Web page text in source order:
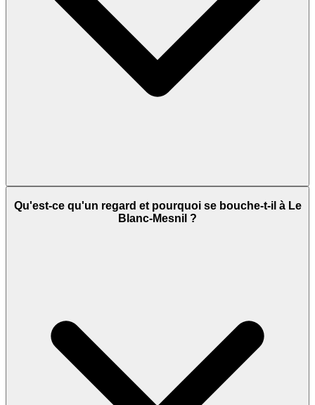
Qu'est-ce qu'un regard et pourquoi se bouche-t-il à Le
Blanc-Mesnil ?